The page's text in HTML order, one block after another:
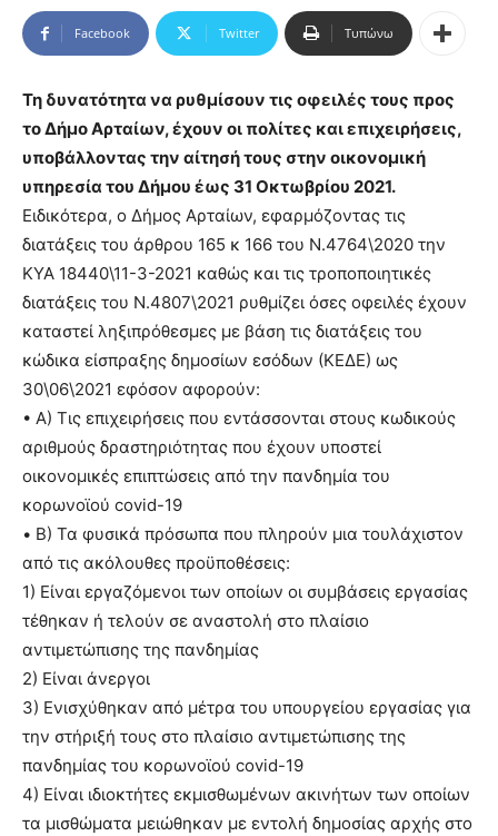
Facebook Twitter Τυπώνω
Τη δυνατότητα να ρυθμίσουν τις οφειλές τους προς
το Δήμο Αρταίων, έχουν οι πολίτες και επιχειρήσεις,
υποβάλλοντας την αίτησή τους στην οικονομική
υπηρεσία του Δήμου έως 31 Οκτωβρίου 2021.
Ειδικότερα, ο Δήμος Αρταίων, εφαρμόζοντας τις
διατάξεις του άρθρου 165 κ 166 του Ν.4764\2020 την
ΚΥΑ 18440\11-3-2021 καθώς και τις τροποποιητικές
διατάξεις του Ν.4807\2021 ρυθμίζει όσες οφειλές έχουν
καταστεί ληξιπρόθεσμες με βάση τις διατάξεις του
κώδικα είσπραξης δημοσίων εσόδων (ΚΕΔΕ) ως
30\06\2021 εφόσον αφορούν:
• Α) Τις επιχειρήσεις που εντάσσονται στους κωδικούς
αριθμούς δραστηριότητας που έχουν υποστεί
οικονομικές επιπτώσεις από την πανδημία του
κορωνοϊού covid-19
• Β) Τα φυσικά πρόσωπα που πληρούν μια τουλάχιστον
από τις ακόλουθες προϋποθέσεις:
1) Είναι εργαζόμενοι των οποίων οι συμβάσεις εργασίας
τέθηκαν ή τελούν σε αναστολή στο πλαίσιο
αντιμετώπισης της πανδημίας
2) Είναι άνεργοι
3) Ενισχύθηκαν από μέτρα του υπουργείου εργασίας για
την στήριξή τους στο πλαίσιο αντιμετώπισης της
πανδημίας του κορωνοϊού covid-19
4) Είναι ιδιοκτήτες εκμισθωμένων ακινήτων των οποίων
τα μισθώματα μειώθηκαν με εντολή δημοσίας αρχής στο